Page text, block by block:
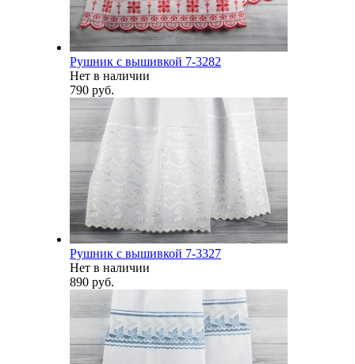
Рушник с вышивкой 7-3282
Нет в наличии
790 руб.
Рушник с вышивкой 7-3327
Нет в наличии
890 руб.